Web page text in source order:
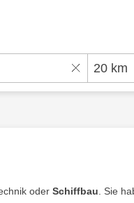
oder Schiffbau . Sie